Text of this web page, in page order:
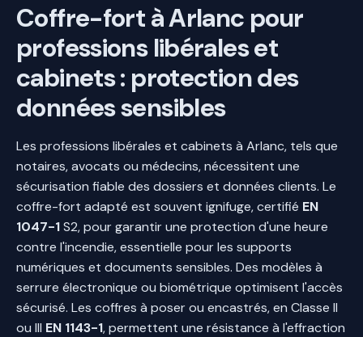
Coffre-fort à Arlanc pour
professions libérales et
cabinets : protection des
données sensibles
Les professions libérales et cabinets à Arlanc, tels que
notaires, avocats ou médecins, nécessitent une
sécurisation fiable des dossiers et données clients. Le
coffre-fort adapté est souvent ignifuge, certifié EN
1047-1S2, pour garantir une protection d'une heure
contre l'incendie, essentielle pour les supports
numériques et documents sensibles. Des modèles à
serrure électronique ou biométrique optimisent l'accès
sécurisé. Les coffres à poser ou encastrés, en Classe II
ou III EN 1143-1, permettent une résistance à l'effraction